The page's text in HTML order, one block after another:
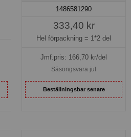
1486581290
333,40 kr
Hel förpackning = 1*2 del
Jmf.pris: 166,70 kr/del
Säsongsvara jul
Beställningsbar senare